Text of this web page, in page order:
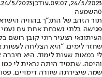
24/5/2023, 09:07
,עודכן24/5/2023, 09:07
0השמעה
תור הזהב של התנ"ך בהוויה
פגישה בלתי נשכחת אחת עם נעמי
העיתונאי הצעיר רוני קובן רושם
שחזר לימים, "היא הצליחה
לי במאות שעות לימוד. היא
והיפה, שתמיד היתה נראית לי
שמר, שיצירתה שזורה דימויים,